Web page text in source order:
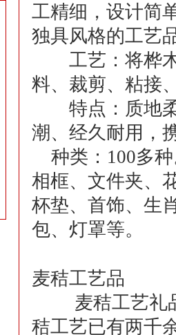
工精细，设计简
独具风格的工艺
工艺：将桦木
料、裁剪、粘接
特点：质地柔
潮、经久耐用，
种类： 100多
相框、文件夹、
杯垫、首饰、生
包、灯罩等。
麦秸工艺品
麦秸工艺礼品
秸工艺已有两千